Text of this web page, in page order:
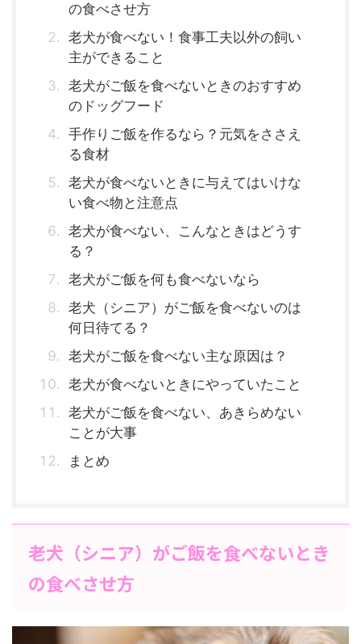
の食べさせ方
老犬が食べない！食事工夫以外の飼い
主ができること
老犬がご飯を食べないときのおすすめ
のドッグフード
手作りご飯を作るなら？元気をささえ
る食材
老犬が食べないときに与えてはいけな
い食べ物と注意点
老犬が食べない、こんなときはどうす
る？
老犬がご飯を何も食べないなら
老犬（シニア）がご飯を食べないのは
何日待てる？
老犬がご飯を食べない主な原因は？
老犬が食べないときにやっていたこと
老犬がご飯を食べない、あきらめない
ことが大事
まとめ
老犬（シニア）がご飯を食べないとき
の食べさせ方